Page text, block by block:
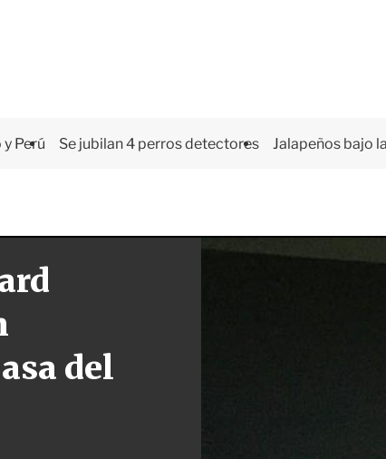
Perú Se jubilan 4 perros detectores Jalapeños bajo
del